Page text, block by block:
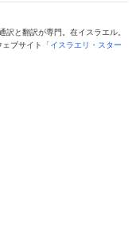
と翻訳が専門。在イスラエル。
ブサイト 「イスラエリ・スター